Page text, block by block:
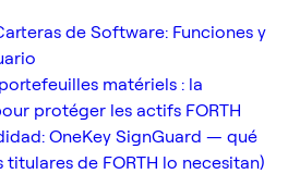
de Software: Funciones y
matériels : la
protéger les actifs FORTH
OneKey SignGuard — qué
titulares de FORTH lo necesitan)